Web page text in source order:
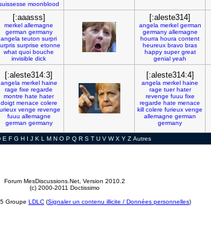
moonblood
[:aaasss]
merkel allemagne
german germany
angela teuton surpri
surprise etonne
what quoi bouche
invisible dick
[:aleste314]
angela merkel german
germany allemagne
hourra houra content
heureux bravo bras
happy super great
genial yeah
[:aleste314:3]
angela merkel haine
rage fixe regarde
montre hate hater
doigt menace colere
venge revenge
fuuu allemagne
german germany
[:aleste314:4]
angela merkel haine
rage tuer hater
revenge fuuu fixe
regarde hate menace
kill colere furieux venge
allemagne german
germany
E F G H I J K L M N O P Q R S T U V W X Y Z Autres
Forum MesDiscussions.Net , Version 2010.2
(c) 2000-2011 Doctissimo
Groupe LDLC (Signaler un contenu illicite / Données personnelles)